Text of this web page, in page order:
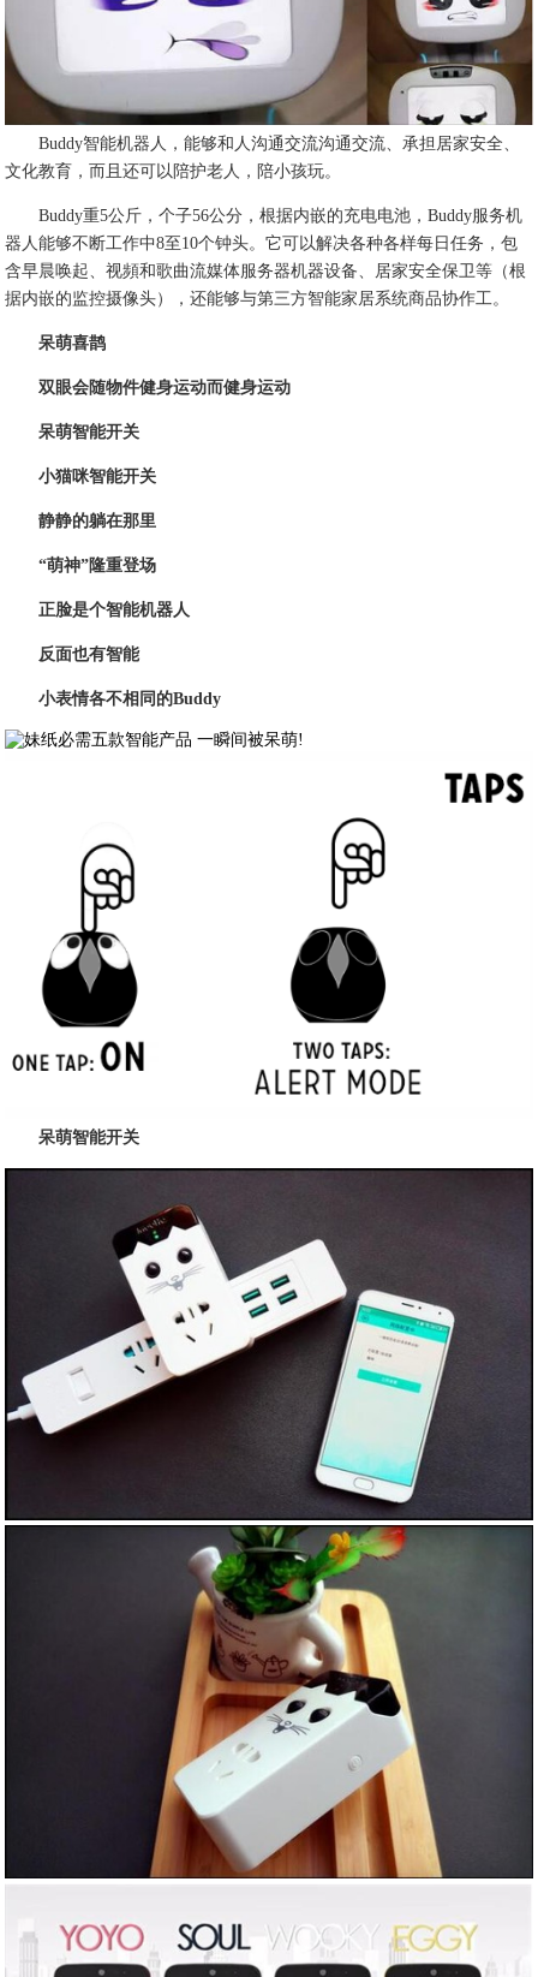
Buddy智能机器人，能够和人沟通交流沟通交流、承担居家安全、
文化教育，而且还可以陪护老人，陪小孩玩。
Buddy重5公斤，个子56公分，根据内嵌的充电电池，Buddy服务机
器人能够不断工作中8至10个钟头。它可以解决各种各样每日任务，包
含早晨唤起、视頻和歌曲流媒体服务器机器设备、居家安全保卫等（根
据内嵌的监控摄像头），还能够与第三方智能家居系统商品协作工。
呆萌喜鹊
双眼会随物件健身运动而健身运动
呆萌智能开关
小猫咪智能开关
静静的躺在那里
“萌神”隆重登场
正脸是个智能机器人
反面也有智能
小表情各不相同的Buddy
呆萌智能开关